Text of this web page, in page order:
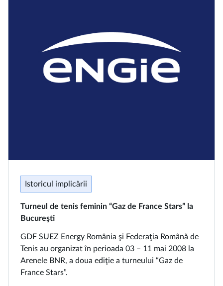
Istoricul implicării
Turneul de tenis feminin “Gaz de France Stars” la
Bucureşti
GDF SUEZ Energy România şi Federaţia Română de
Tenis au organizat în perioada 03 – 11 mai 2008 la
Arenele BNR, a doua ediţie a turneului “Gaz de
France Stars”.